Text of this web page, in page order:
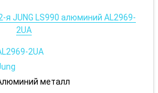
я JUNG LS990 алюминий AL2969-
2UA
2UA
металл